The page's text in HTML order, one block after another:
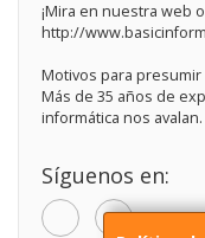
¡Mira en nuestra web
http://
Motivos para presumir
Más de 35 años de
informática nos avalan.
Síguenos en: